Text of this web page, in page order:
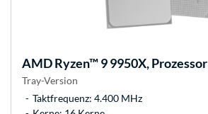
AMDRyzen™ 9 9950X, Prozessor
Tray-Version
Taktfrequenz: 4.400 MHz